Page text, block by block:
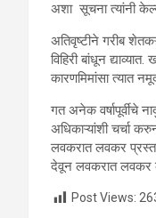
अशा सूचना त्यांनी
अतिवृष्टीने गरीब
विहिरी बांधून
कारणमिमांसा त्यात
गत अनेक वर्षापूर्वीचे
अधिकाऱ्यांशी चर्चा
लवकरात लवकर
देवून लवकरात लवकर
Post Views: